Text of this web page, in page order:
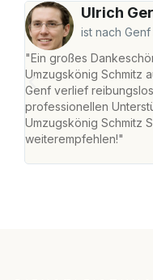
Ulrich
ist nach
"Ein großes
Umzugskönig Schmitz
Genf verlief
professionellen
Umzugskönig Schmitz
weiterempfehlen!"